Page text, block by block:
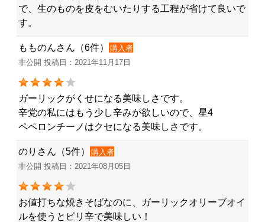
で、生のものを皮をむいたりする工程が省けて良いで
す。
もものんさん（6件）
購入者
非公開 投稿日：2021年11月17日
ガーリックがくせになる美味しさです。
辛党の私にはもう少し辛みが欲しいので、星4
ペペロンチーノはクセになる美味しさです。
のりさん（5件）
購入者
非公開 投稿日：2021年08月05日
お値打ちな焼きそばなのに、ガーリックオリーブオイ
ルを使うとピリ辛で美味しい！